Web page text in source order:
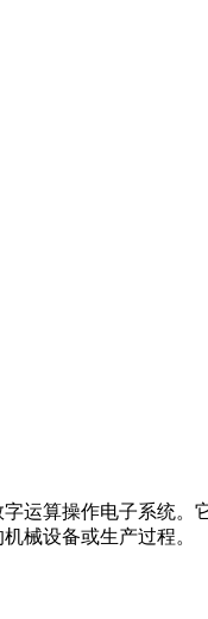
运算操作电子系统
械设备或生产过程。